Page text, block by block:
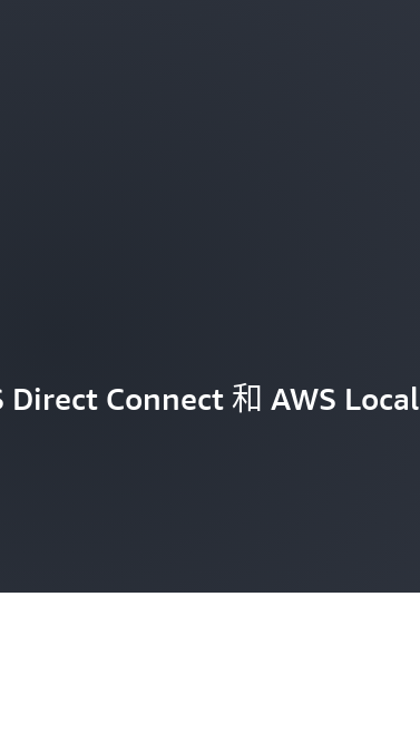
Connect 和 AWS Local